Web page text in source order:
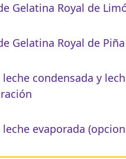
Gelatina Royal de
Gelatina Royal de Piña​
condensada y
evaporada